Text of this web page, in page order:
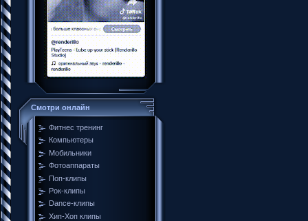
Смотри онлайн
Фитнес тренинг
Компьютеры
Мобильники
Фотоаппараты
Поп-клипы
Рок-клипы
Dance-клипы
Хип-Хоп клипы